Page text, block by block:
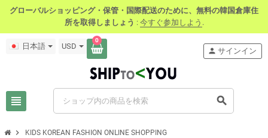
グローバルショッピング・保管・国際配送のために、無料の韓国倉庫住
所を取得しましょう : 今すぐ参加しよう .
日本語 USD
0
view_headline search
person サインイン
chevron_right KIDS KOREAN FASHION ONLINE SHOPPING